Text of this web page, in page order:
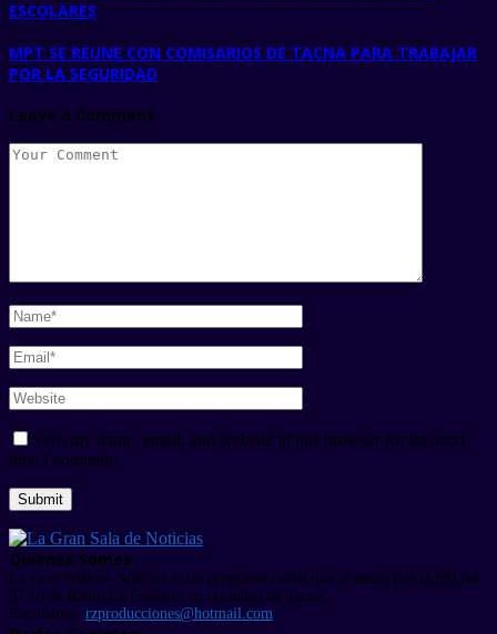
ESCOLARES
MPT SE REUNE CON COMISARIOS DE TACNA PARA TRABAJAR
POR LA SEGURIDAD
Leave a Comment
Save my name, email, and website in this browser for the next
time I comment.
Quienes Somos
La Gran Sala de Noticias es un programa radial que se emite por la FM del
97.10 de Radio La Estación en la ciudad de Tacna.
Escríbanos: rzproducciones@hotmail.com